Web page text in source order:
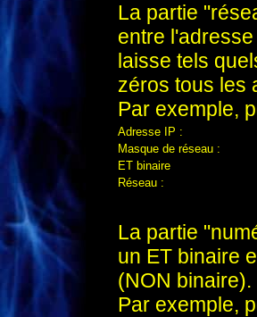
La partie
entre
laisse tels
zéros tous les
Par exemple,
Adresse IP :
Masque de réseau :
ET binaire
Réseau :
La partie
un ET binaire
(NON binaire).
Par exemple,